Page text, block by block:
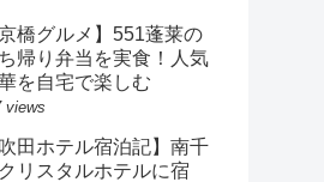
京橋グルメ】551蓬莱の
帰り弁当を実食！人気
を自宅で楽しむ
views
吹田ホテル宿泊記】南千
リスタルホテルに宿